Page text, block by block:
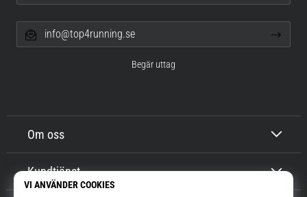
Om oss
Kundtjänst
info@top4running.se
Begär uttag